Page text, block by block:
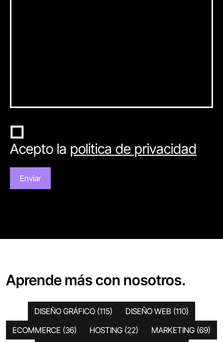
Acepto la politica de privacidad
Aprende más con nosotros.
DISEÑO GRÁFICO (115) DISEÑO WEB (110)
ECOMMERCE (36) HOSTING (22) MARKETING (69)